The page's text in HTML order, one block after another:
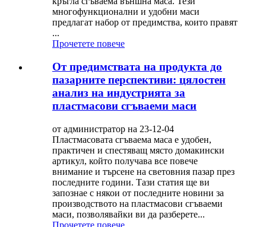
многофункционални и удобни маси
предлагат набор от предимства, които правят
...
Прочетете повече
От предимствата на продукта до
пазарните перспективи: цялостен
анализ на индустрията за
пластмасови сгъваеми маси
от администратор на 23-12-04
Пластмасовата сгъваема маса е удобен,
практичен и спестяващ място домакински
артикул, който получава все повече
внимание и търсене на световния пазар през
последните години. Тази статия ще ви
запознае с някои от последните новини за
производството на пластмасови сгъваеми
маси, позволявайки ви да разберете...
Прочетете повече